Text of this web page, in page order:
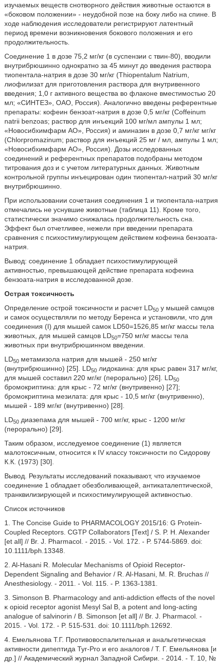
изучаемых веществ снотворного действия животные остаются в
«боковом положении» - неудобной позе на боку либо на спине. В
ходе наблюдения исследователи регистрируют латентный
период времени возникновения бокового положения и его
продолжительность.
Соединение 1 в дозе 75,2 мг/кг (в суспензии с твин-80), вводили
внутрибрюшинно однократно за 45 минут до введения раствора
тиопентала-натрия в дозе 30 мг/кг (Thiopentalum Natrium,
лиофилизат для приготовления раствора для внутривенного
введения; 1,0 г активного вещества во флаконе вместимостью 20
мл; «СИНТЕЗ», ОАО, Россия). Аналогично введены референтные
препараты: кофеин бензоат-натрия в дозе 0,5 мг/кг (Coffeinum
natrii benzoas; раствор для инъекций 100 мг/мл ампулы 1 мл;
«Новосибхимфарм АО», Россия) и аминазин в дозе 0,7 мг/кг мг/кг
(Chlorpromazinum; раствор для инъекций 25 мг / мл, ампулы 1 мл;
«Новосибхимфарм АО», Россия). Дозы исследованных
соединений и референтных препаратов подобраны методом
титрования доз и с учетом литературных данных. Животным
контрольной группы инъецирован один тиопентал-натрий 30 мг/кг
внутрибрюшинно.
При использовании сочетания соединения 1 и тиопентала-натрия
отмечались не уснувшие животные (таблица 11). Кроме того,
статистически значимо снижалась продолжительность сна.
Эффект был отчетливее, нежели при введении препарата
сравнения с психостимулирующем действием кофеина бензоата-
натрия.
Вывод: соединение 1 обладает психостимулирующей
активностью, превышающей действие препарата кофеина
бензоата-натрия в исследованной дозе.
Острая токсичность
Определение острой токсичности и расчет LD50у мышей самцов
и самок осуществляли по методу Беренса и установили, что для
соединения (I) для мышей самок LD50=1526,85 мг/кг массы тела
животных, для мышей самцов LD50=750 мг/кг массы тела
животных при внутрибрюшинном введении.
LD50метамизола натрия для мышей - 250 мг/кг
(внутрибрюшинно) [25]. LD50лидокаина: для крыс равен 317 мг/кг,
для мышей составил 220 мг/кг (перорально) [26]. LD50
бромокриптина: для крыс - 72 мг/кг (внутривенно) [27];
бромокриптина мезилата: для крыс - 10,5 мг/кг (внутривенно),
мышей - 189 мг/кг (внутривенно) [28].
LD50диазепама для мышей - 700 мг/кг, крыс - 1200 мг/кг
(перорально) [29].
Таким образом, исследуемое соединение (1) является
малотоксичным, относится к IV классу токсичности по Сидорову
К.К. (1973) [30].
Вывод. Результаты исследований показывают, что изучаемое
соединение 1 обладает обезболивающей, антикаталептической,
транквилизирующей и психостимулирующей активностью.
Список источников
1. The Concise Guide to PHARMACOLOGY 2015/16: G Protein-
Coupled Receptors. CGTP Collaborators [Теxt] / S. P. H. Alexander
[et all] // Br. J. Pharmacol. - 2015. - Vol. 172. - P. 5744-5869. doi:
10.1111/bph.13348.
2. Al-Hasani R. Molecular Mechanisms of Opioid Receptor-
Dependent Signaling and Behavior / R. Al-Hasani, M. R. Bruchas //
Anesthesiology. - 2011. - Vol. 115. - P. 1363-1381.
3. Simonson B. Pharmacology and anti-addiction effects of the novel
κ opioid receptor agonist Mesyl Sal B, a potent and long-acting
analogue of salvinorin / B. Simonson [et all] // Br. J. Pharmacol. -
2015. - Vol. 172. - P. 515-531. doi: 10.1111/bph.12692.
4. Емельянова Т.Г. Противовоспалительная и анальгетическая
активности дипептида Tyr-Pro и его аналогов / Т. Г. Емельянова [и
др.] // Академический журнал Западной Сибири. - 2014. - Т. 10, №